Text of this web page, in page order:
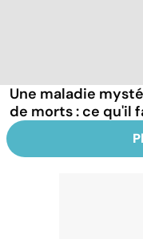
Une maladie
de morts : ce qu'il